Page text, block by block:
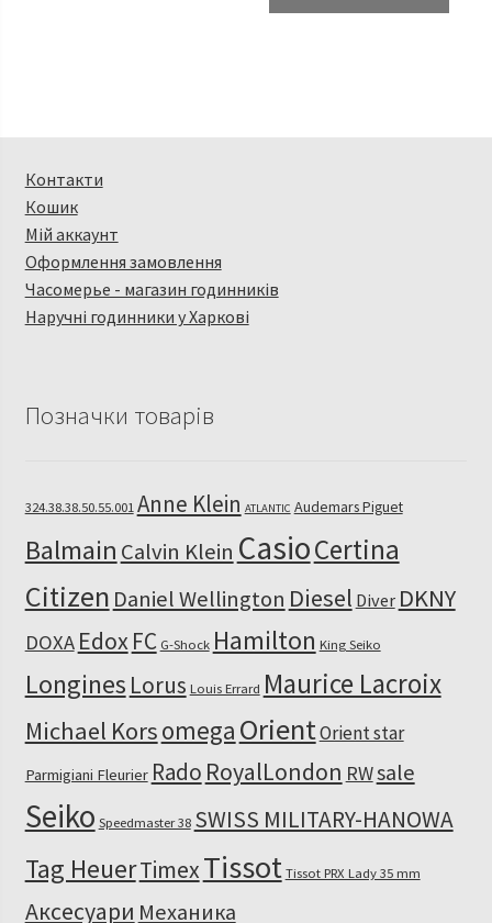
Контакти
Кошик
Мій аккаунт
Оформлення замовлення
Часомерье - магазин годинників
Наручні годинники у Харкові
Позначки товарів
324.38.38.50.55.001 Anne Klein ATLANTIC Audemars Piguet
Balmain Calvin Klein CasioCertina
Citizen Daniel Wellington Diesel Diver DKNY
DOXA EdoxFC G-Shock Hamilton King Seiko
Longines Lorus Louis Errard Maurice Lacroix
Michael Korsomega OrientOrient star
Parmigiani Fleurier Rado RoyalLondon RWsale
Seiko Speedmaster 38 SWISS MILITARY-HANOWA
Tag HeuerTimexTissot Tissot PRX Lady 35 mm
Аксесуари Механика